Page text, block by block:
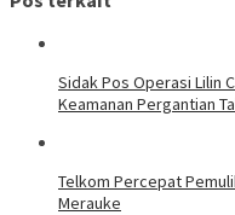
Sidak Pos Operasi Lilin
Keamanan Pergantian
Telkom Percepat
Merauke